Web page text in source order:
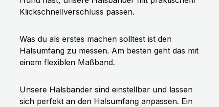
Klickschnellverschluss passen.
Was du als erstes machen solltest ist den
Halsumfang zu messen. Am besten geht das mit
einem flexiblen Maßband.
Unsere Halsbänder sind einstellbar und lassen
sich perfekt an den Halsumfang anpassen. Ein